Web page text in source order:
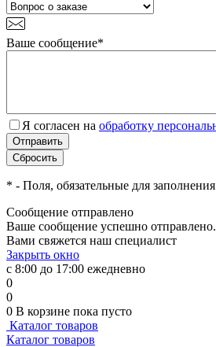
Ваше сообщение*
Я согласен на обработку
* - Поля, обязательные для заполнения
Сообщение отправлено
Ваше сообщение успешно
Вами свяжется наш специалист
Закрыть окно
с 8:00 до 17:00 ежедневно
0
0
0 В корзине пока пусто
Каталог товаров
Каталог товаров